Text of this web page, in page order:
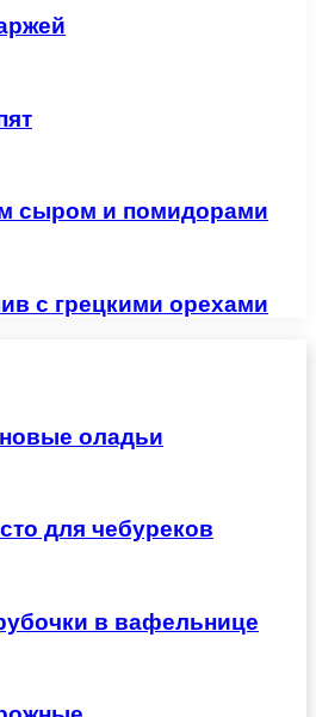
сыром и помидорами
с грецкими орехами
оладьи
для чебуреков
в вафельнице